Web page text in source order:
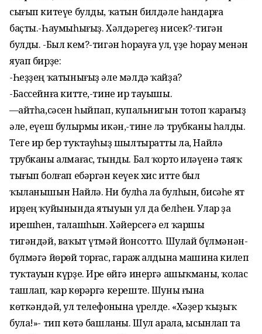
сығып китеүе булды, ҡатын билдәле һандарға
баҫты.-Һаумыһығыҙ. Хәлдәрегеҙ нисек?-тигән
булды. -Был кем?-тигән һорауға ул, үҙе һорау менән
яуап бирҙе:
-Һеҙҙең ҡатынығыҙ әле мәлдә ҡайҙа?
-Бассейнға китте,-тине ир тауышы.
—Ҡайтһа,сәсен һыйпап, купальнигын тотоп ҡарағыҙ
әле, еүеш булырмы икән,-тине лә трубканы һалды.
Теге ир бер туҡтауһыҙ шылтыратты ла, Найлә
трубканы алмағас, тынды. Бал ҡорто иләүенә таяҡ
тығып болғап ебәргән кеүек хис итте был
ҡыланышын Найлә. Ни булһа ла булһын, бисәһе ят
ирҙең ҡуйынында ятыуын ул да белһен. Улар ҙа
ирешһен, талашһын. Хәйерсегә ел ҡаршы
тигәндәй, ваҡыт үтмәй йонсотто. Шулай бүлмәнән-
бүлмәгә йөрөй торғас, гараж алдына машина килеп
туҡтауын күрҙе. Ире өйгә инергә ашыҡманы, ҡолас
ташлап, ҡар көрәргә кереште. Шуны ғына
көткәндәй, ул телефонына үрелде. «Хәҙер ҡыҙыҡ
була!»- тип көтә башланы. Шул арала, ысынлап та